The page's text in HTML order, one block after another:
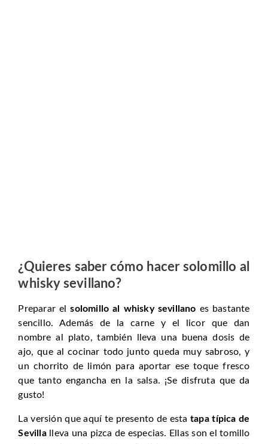
¿Quieres saber cómo hacer solomillo al
whisky sevillano?
Preparar elsolomillo al whisky sevillano es bastante
sencillo. Además de la carne y el licor que dan
nombre al plato, también lleva una buena dosis de
ajo, que al cocinar todo junto queda muy sabroso, y
un chorrito de limón para aportar ese toque fresco
que tanto engancha en la salsa. ¡Se disfruta que da
gusto!
La versión que aquí te presento de estatapa típica de
Sevillalleva una pizca de especias. Ellas son el tomillo